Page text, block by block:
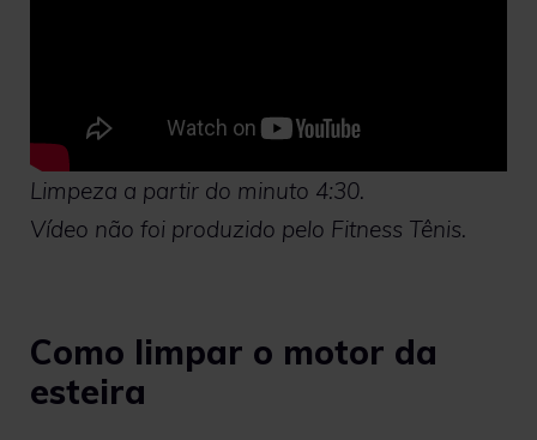
Limpeza a partir do minuto 4:30.
Vídeo não foi produzido pelo Fitness Tênis.
Como limpar o motor da
esteira